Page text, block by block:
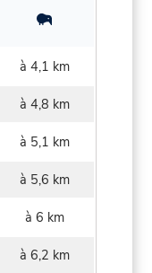
à 4,1 km
à 4,8 km
à 5,1 km
à 5,6 km
à 6 km
à 6,2 km